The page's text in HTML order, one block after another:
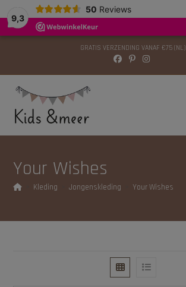
9,3
50 Reviews
GRATIS VERZENDING VANAF €75 (NL)
Your Wishes
Kleding Jongenskleding Your Wishes